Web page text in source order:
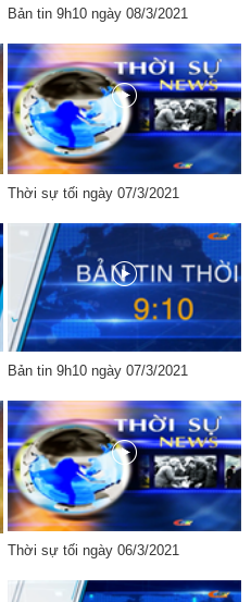
Bản tin 9h10 ngày 08/3/2021
Thời sự tối ngày 07/3/2021
Bản tin 9h10 ngày 07/3/2021
Thời sự tối ngày 06/3/2021